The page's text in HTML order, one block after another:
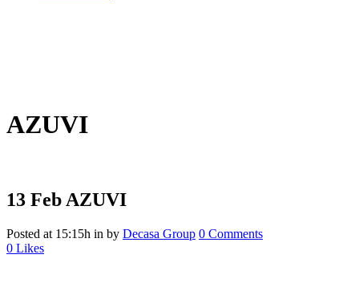
AZUVI
13 Feb AZUVI
Posted at 15:15h in by Decasa Group 0 Comments
0 Likes